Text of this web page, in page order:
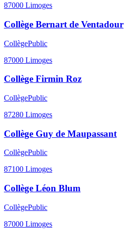
87000 Limoges
Collège Bernart de Ventadour
CollègePublic
87000 Limoges
Collège Firmin Roz
CollègePublic
87280 Limoges
Collège Guy de Maupassant
CollègePublic
87100 Limoges
Collège Léon Blum
CollègePublic
87000 Limoges